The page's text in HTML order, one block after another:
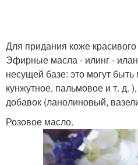
Для придания коже красивого
Эфирные масла - илинг -
несущей базе: это могут
кунжутное, пальмовое и т. д.
добавок (ланолиновый,
Розовое масло.